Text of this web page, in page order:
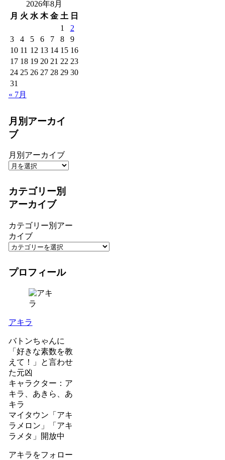
2026年8月
月 火 水 木 金 土 日
1
2
3
4 5 6 7 8
9
10 11 12 13 14 15 16
17 18 19 20 21 22 23
24 25 26 27 28 29 30
31
« 7月
月別アーカイ
ブ
月別アーカイブ
カテゴリー別
アーカイブ
カテゴリー別アー
カイブ
プロフィール
アキラ
バトンちゃんに
「好きな素数を教
えて！」と言わせ
た元凶
キャラクター：ア
キラ、あきら、あ
キラ
マイタウン「アキ
ラメロン」「アキ
ラメタ」開放中
アキラをフォロー